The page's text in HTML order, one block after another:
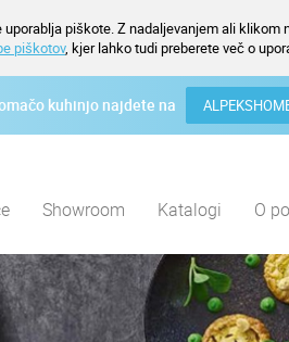
piškote. Z nadaljevanjem ali
piškotov, kjer lahko tudi preberete več o
kuhinjo najdete na
Showroom Katalogi O